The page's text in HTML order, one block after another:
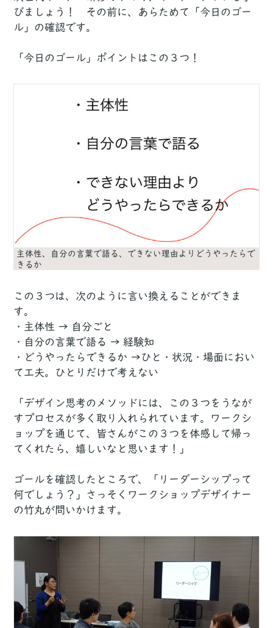
びましょう！ その前に、あらためて「今日のゴー
ル」の確認です。
「今日のゴール」ポイントはこの３つ！
主体性、自分の言葉で語る、できない理由よりどうやったらで
きるか
この３つは、次のように言い換えることができま
す。
・主体性 → 自分ごと
・自分の言葉で語る → 経験知
・どうやったらできるか →ひと・状況・場面におい
て工夫。ひとりだけで考えない
「デザイン思考のメソッドには、この３つをうなが
すプロセスが多く取り入れられています。ワークシ
ョップを通じて、皆さんがこの３つを体感して帰っ
てくれたら、嬉しいなと思います！」
ゴールを確認したところで、「リーダーシップって
何でしょう？」さっそくワークショップデザイナー
の竹丸が問いかけます。